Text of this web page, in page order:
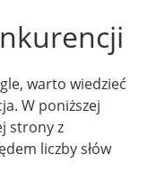
warto wiedzieć
W poniższej
strony z
liczby słów